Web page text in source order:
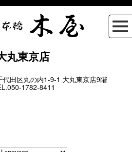
丸東京店
田区丸の内1-9-1 大丸東京店9階
1782-8411